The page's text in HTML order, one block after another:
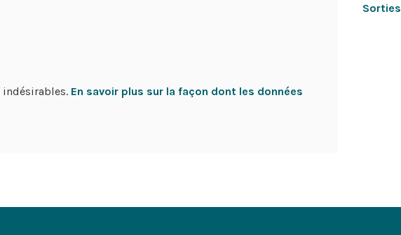
En savoir plus sur la façon dont les données
Sorties